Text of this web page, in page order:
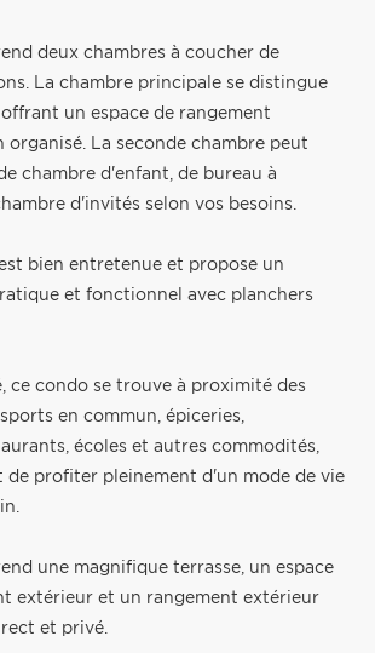
deux chambres à coucher de
La chambre principale se distingue
un espace de rangement
organisé. La seconde chambre peut
chambre d'enfant, de bureau à
d'invités selon vos besoins.
bien entretenue et propose un
et fonctionnel avec planchers
ce condo se trouve à proximité des
en commun, épiceries,
écoles et autres commodités,
de profiter pleinement d'un mode de vie
une magnifique terrasse, un espace
extérieur et un rangement extérieur
et privé.